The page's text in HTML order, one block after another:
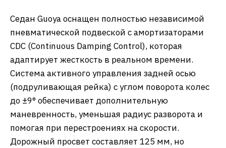
Седан Guoya оснащен полностью независимой
пневматической подвеской с амортизаторами
CDC (Continuous Damping Control), которая
адаптирует жесткость в реальном времени.
Система активного управления задней осью
(подруливающая рейка) с углом поворота колес
до ±9° обеспечивает дополнительную
маневренность, уменьшая радиус разворота и
помогая при перестроениях на скорости.
Дорожный просвет составляет 125 мм, но